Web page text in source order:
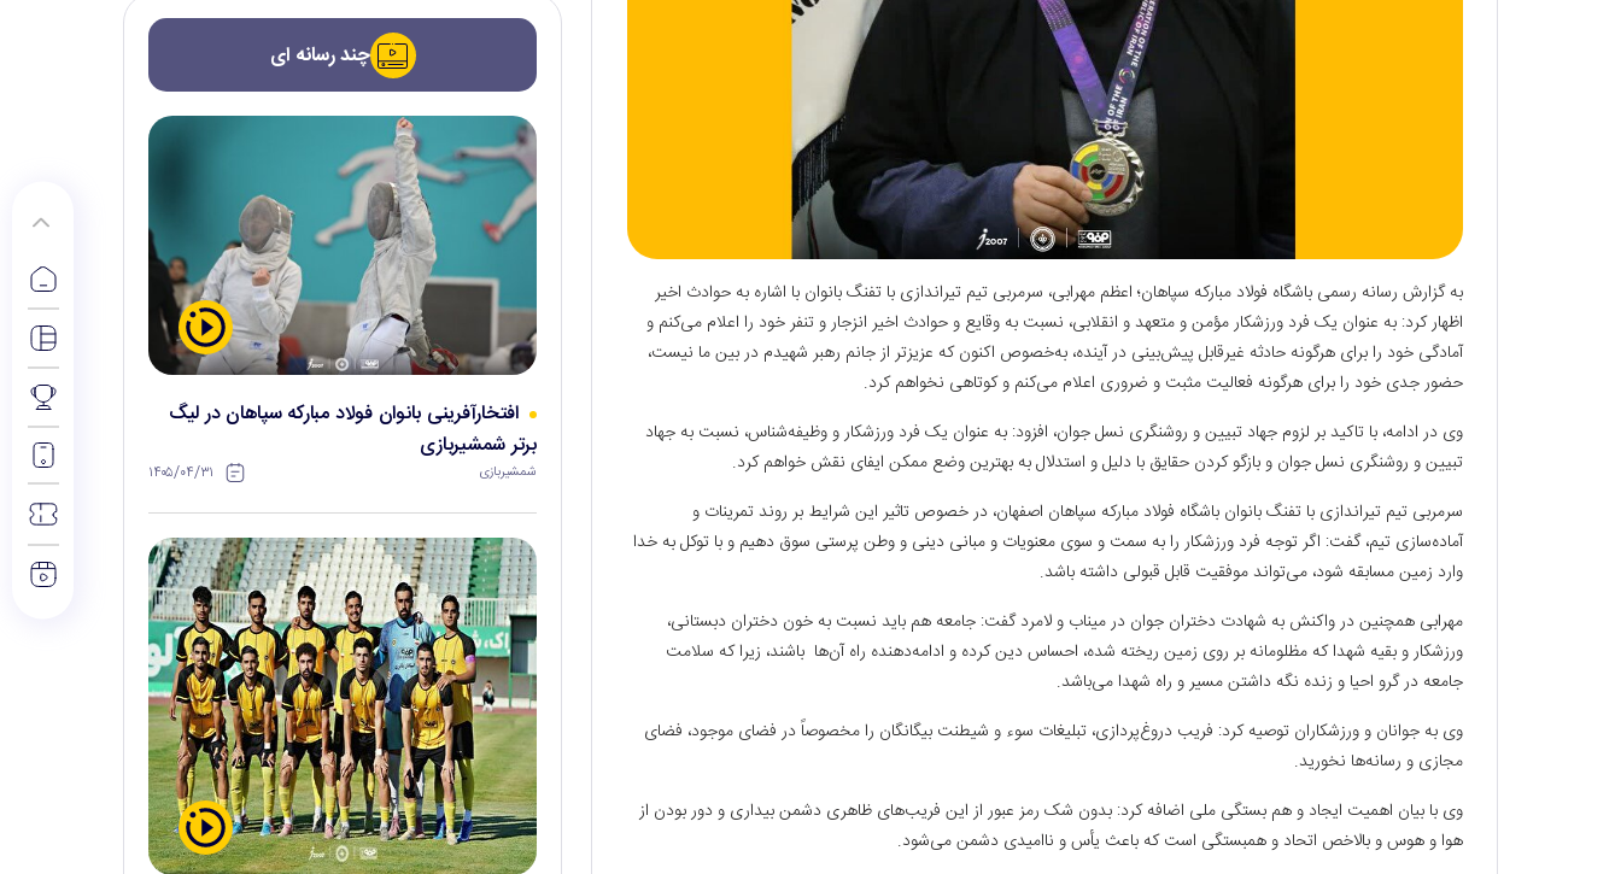
به گزارش رسانه رسمی باشگاه فولاد مبارکه سپاهان؛ اعظم مهرابی، سرمربی تیم تیراندازی با تفنگ بانوان با اشاره به حوادث اخیر
اظهار کرد: به عنوان یک فرد ورزشکار مؤمن و متعهد و انقلابی، نسبت به وقایع و حوادث اخیر انزجار و تنفر خود را اعلام می‌کنم و
آمادگی خود را برای هرگونه حادثه غیرقابل پیش‌بینی در آینده، به‌خصوص اکنون که عزیزتر از جانم رهبر شهیدم در بین ما نیست،
حضور جدی خود را برای هرگونه فعالیت مثبت و ضروری اعلام می‌کنم و کوتاهی نخواهم کرد.
وی در ادامه، با تاکید بر لزوم جهاد تبیین و روشنگری نسل جوان، افزود: به عنوان یک فرد ورزشکار و وظیفه‌شناس، نسبت به جهاد
تبیین و روشنگری نسل جوان و بازگو کردن حقایق با دلیل و استدلال به بهترین وضع ممکن ایفای نقش خواهم کرد.
سرمربی تیم تیراندازی با تفنگ بانوان باشگاه فولاد مبارکه سپاهان اصفهان، در خصوص تاثیر این شرایط بر روند تمرینات و
آماده‌سازی تیم، گفت: اگر توجه فرد ورزشکار را به سمت و سوی معنویات و مبانی دینی و وطن پرستی سوق دهیم و با توکل به خدا
وارد زمین مسابقه شود، می‌تواند موفقیت قابل قبولی داشته باشد.
مهرابی همچنین در واکنش به شهادت دختران جوان در میناب و لامرد گفت: جامعه هم باید نسبت به خون‌ دختران دبستانی،
ورزشکار و بقیه شهدا که مظلومانه بر روی زمین ریخته شده، احساس دین کرده و ادامه‌دهنده راه آن‌ها باشند، زیرا که سلامت
جامعه در گرو احیا و زنده نگه داشتن مسیر و راه شهدا می‌باشد.
وی به جوانان و ورزشکاران توصیه کرد: فریب دروغ‌پردازی، تبلیغات سوء و شیطنت بیگانگان را مخصوصاً در فضای موجود، فضای
مجازی و رسانه‌ها نخورید.
وی با بیان اهمیت ایجاد و هم بستگی ملی اضافه کرد: بدون شک رمز عبور از این فریب‌های ظاهری دشمن بیداری و دور بودن از
هوا و هوس و بالاخص اتحاد و همبستگی است که باعث یأس و ناامیدی دشمن می‌شود.
چند رسانه ای
افتخارآفرینی بانوان فولاد مبارکه سپاهان در لیگ
برتر شمشیربازی
شمشیربازی ۱۴۰۵/۰۴/۳۱